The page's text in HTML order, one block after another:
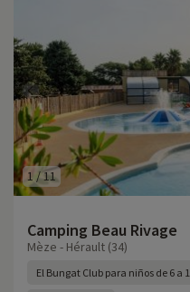
1 /11
Camping Beau Rivage
Mèze - Hérault (34)
El Bungat Club para niños de 6 a